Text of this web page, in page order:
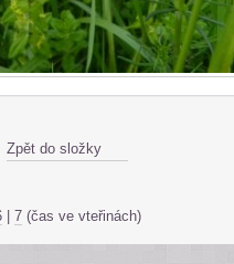
Zpět do složky
7 (čas ve vteřinách)